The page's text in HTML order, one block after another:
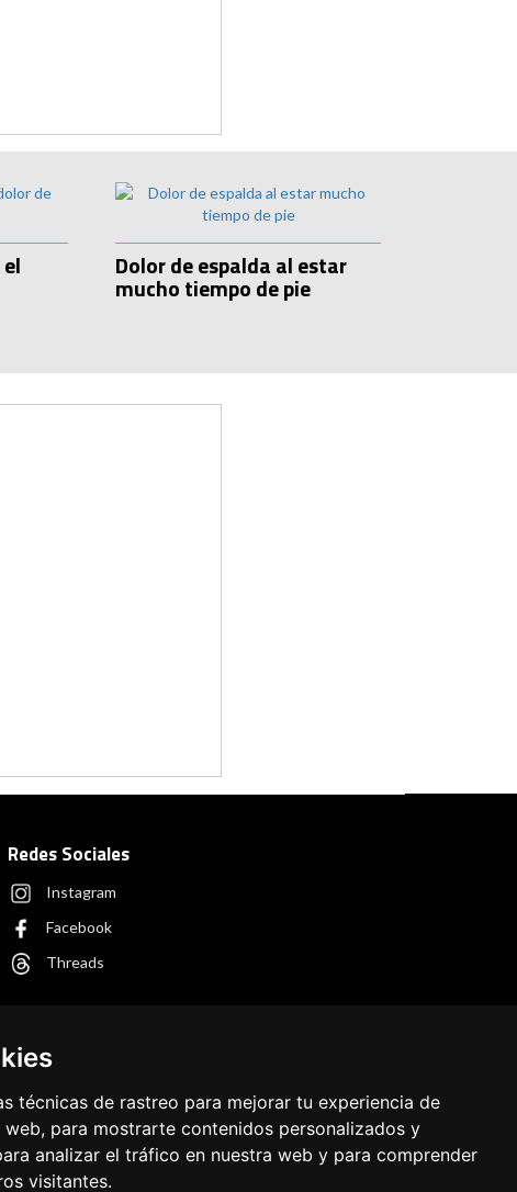
técnicas de rastreo para mejorar tu experiencia de
web, para mostrarte contenidos personalizados y
analizar el tráfico en nuestra web y para comprender
visitantes.
Dolor de espalda al estar
mucho tiempo de pie
Redes Sociales
Instagram
Facebook
Threads